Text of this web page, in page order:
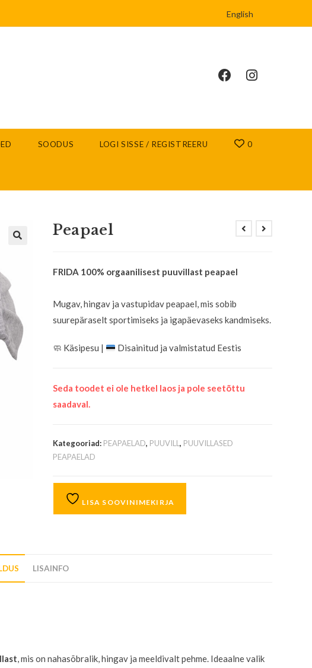
English
SOODUS LOGI SISSE / REGISTREERU 0
Peapael
FRIDA 100% orgaanilisest puuvillast peapael
Mugav, hingav ja vastupidav peapael, mis sobib
suurepäraselt sportimiseks ja igapäevaseks kandmiseks.
🧼 Käsipesu | Disainitud ja valmistatud Eestis
Seda toodet ei ole hetkel laos ja pole seetõttu
saadaval.
Kategooriad: PEAPAELAD, PUUVILL, PUUVILLASED
PEAPAELAD
LISA SOOVINIMEKIRJA
LISAINFO
, mis on nahasõbralik, hingav ja meeldivalt pehme. Ideaalne valik